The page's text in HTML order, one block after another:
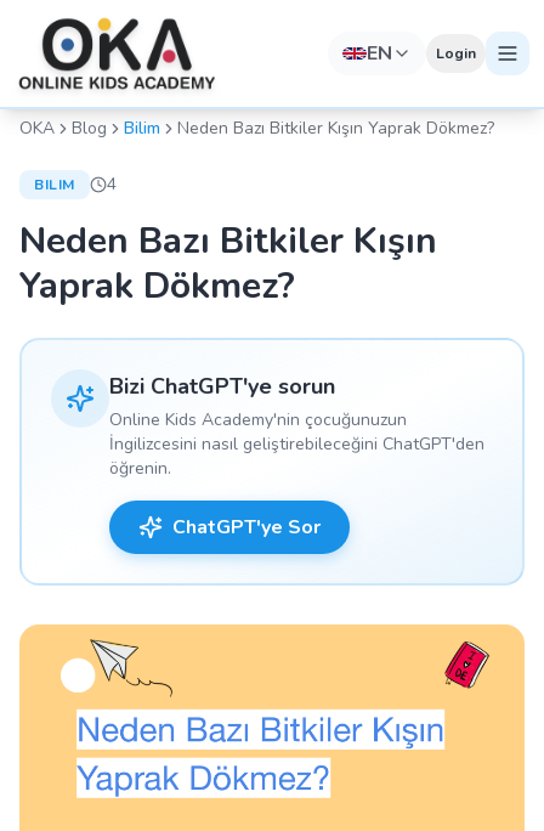
EN Login
OKA Blog Bilim Neden Bazı Bitkiler Kışın Yaprak Dökmez?
BILIM 4
Neden Bazı Bitkiler Kışın
Yaprak Dökmez?
Bizi ChatGPT'ye sorun
Online Kids Academy'nin çocuğunuzun
İngilizcesini nasıl geliştirebileceğini ChatGPT'den
öğrenin.
ChatGPT'ye Sor